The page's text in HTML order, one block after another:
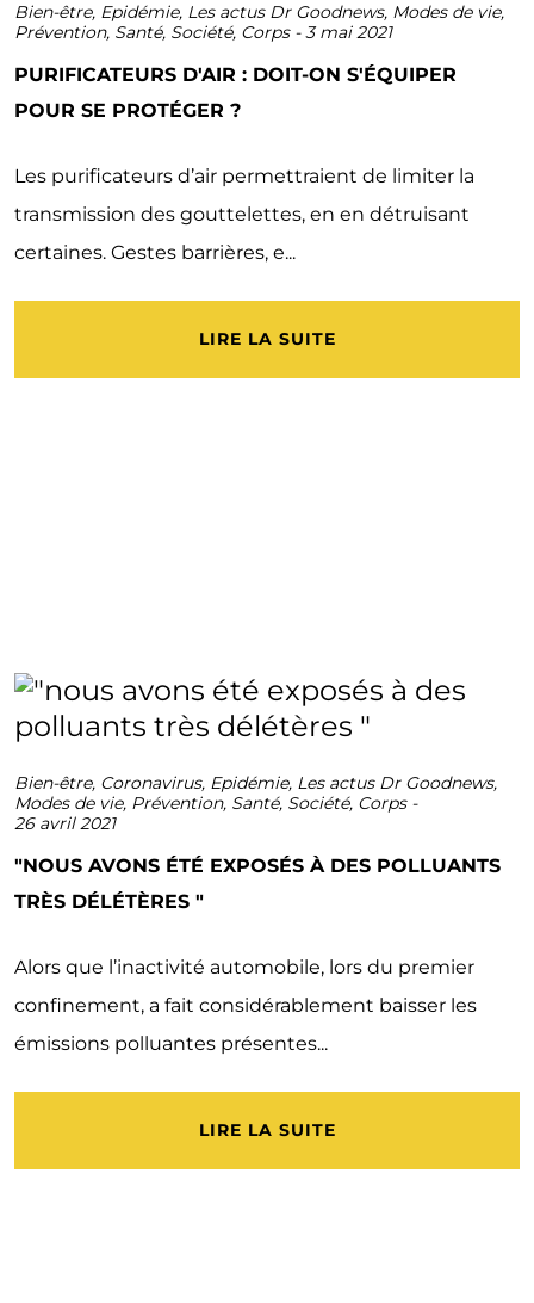
Bien-être, Epidémie, Les actus Dr Goodnews, Modes de vie,
Prévention, Santé, Société, Corps-3 mai 2021
PURIFICATEURS D'AIR : DOIT-ON S'ÉQUIPER
POUR SE PROTÉGER ?
Les purificateurs d’air permettraient de limiter la
transmission des gouttelettes, en en détruisant
certaines. Gestes barrières, e...
LIRE LA SUITE
Bien-être, Coronavirus, Epidémie, Les actus Dr Goodnews,
Modes de vie, Prévention, Santé, Société, Corps-
26 avril 2021
"NOUS AVONS ÉTÉ EXPOSÉS À DES POLLUANTS
TRÈS DÉLÉTÈRES "
Alors que l’inactivité automobile, lors du premier
confinement, a fait considérablement baisser les
émissions polluantes présentes...
LIRE LA SUITE